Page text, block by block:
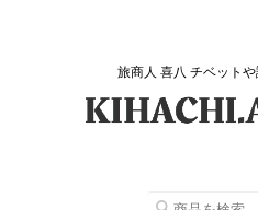
旅商人 喜八 チベット